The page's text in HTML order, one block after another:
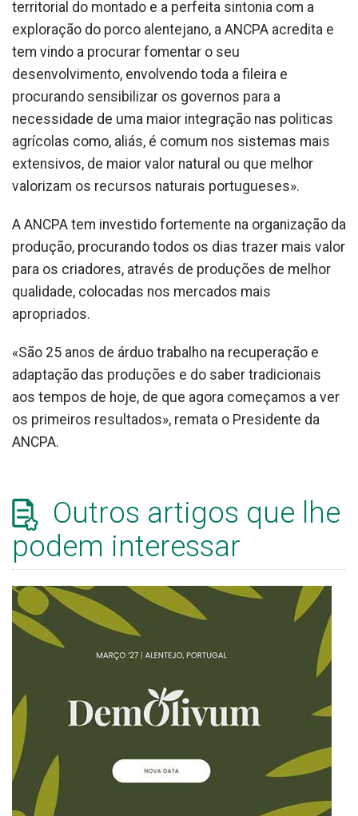
territorial do montado e a perfeita sintonia com a
exploração do porco alentejano, a ANCPA acredita e
tem vindo a procurar fomentar o seu
desenvolvimento, envolvendo toda a fileira e
procurando sensibilizar os governos para a
necessidade de uma maior integração nas politicas
agrícolas como, aliás, é comum nos sistemas mais
extensivos, de maior valor natural ou que melhor
valorizam os recursos naturais portugueses».
A ANCPA tem investido fortemente na organização da
produção, procurando todos os dias trazer mais valor
para os criadores, através de produções de melhor
qualidade, colocadas nos mercados mais
apropriados.
«São 25 anos de árduo trabalho na recuperação e
adaptação das produções e do saber tradicionais
aos tempos de hoje, de que agora começamos a ver
os primeiros resultados», remata o Presidente da
ANCPA.
Outros artigos que lhe
podem interessar